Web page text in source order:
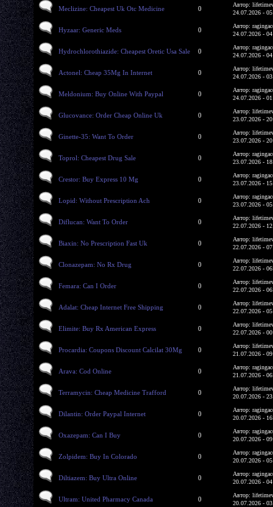
Meclizine: Cheapest Uk Otc Medicine 0
Автор:
24.07.2026 -
Hyzaar: Generic Meds 0
Автор:
24.07.2026 -
Hydrochlorothiazide: Cheapest Oretic Usa Sale 0
Автор:
24.07.2026 -
Actonel: Cheap 35Mg In Internet 0
Автор:
24.07.2026 -
Meldonium: Buy Online With Paypal 0
Автор:
24.07.2026 -
Glucovance: Order Cheap Online Uk 0
Автор:
23.07.2026 -
Ginette-35: Want To Order 0
Автор:
23.07.2026 -
Toprol: Cheapest Drug Sale 0
Автор:
23.07.2026 -
Crestor: Buy Express 10 Mg 0
Автор:
23.07.2026 -
Lopid: Without Prescription Ach 0
Автор:
23.07.2026 -
Diflucan: Want To Order 0
Автор:
22.07.2026 -
Biaxin: No Prescription Fast Uk 0
Автор:
22.07.2026 -
Clonazepam: No Rx Drug 0
Автор:
22.07.2026 -
Femara: Can I Order 0
Автор:
22.07.2026 -
Adalat: Cheap Internet Free Shipping 0
Автор:
22.07.2026 -
Elimite: Buy Rx American Express 0
Автор:
22.07.2026 -
Procardia: Coupons Discount Calcilat 30Mg 0
Автор:
21.07.2026 -
Arava: Cod Online 0
Автор:
21.07.2026 -
Terramycin: Cheap Medicine Trafford 0
Автор:
20.07.2026 -
Dilantin: Order Paypal Internet 0
Автор:
20.07.2026 -
Oxazepam: Can I Buy 0
Автор:
20.07.2026 -
Zolpidem: Buy In Colorado 0
Автор:
20.07.2026 -
Diltiazem: Buy Ultra Online 0
Автор:
20.07.2026 -
Ultram: United Pharmacy Canada 0
Автор:
20.07.2026 -